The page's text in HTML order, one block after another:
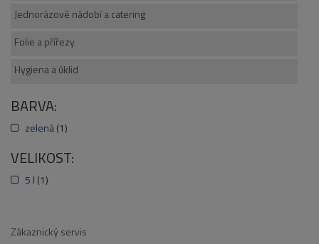
Jednorázové nádobí a catering
Folie a přířezy
Hygiena a úklid
BARVA:
zelená (1)
VELIKOST:
5 l (1)
Zákaznický servis